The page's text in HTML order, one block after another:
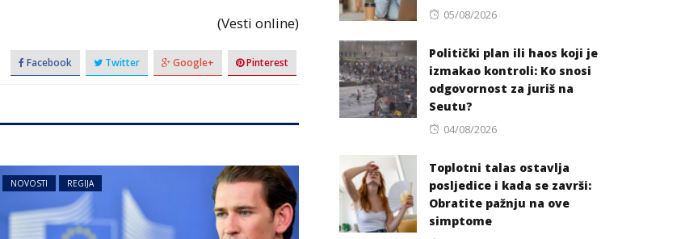
(Vesti online)
Facebook Twitter Google+ Pinterest
NOVOSTI REGIJA
Posted
05/08/2026
Politički plan ili haos koji je
izmakao kontroli: Ko snosi
odgovornost za juriš na
Seutu?
Posted
04/08/2026
Toplotni talas ostavlja
posljedice i kada se završi:
Obratite pažnju na ove
simptome